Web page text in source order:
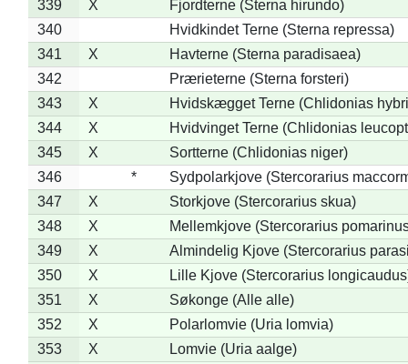
339
X
Fjordterne (Sterna hirundo)
340
Hvidkindet Terne (Sterna repressa)
341
X
Havterne (Sterna paradisaea)
342
Prærieterne (Sterna forsteri)
343
X
Hvidskægget Terne (Chlidonias
344
X
Hvidvinget Terne (Chlidonias
345
X
Sortterne (Chlidonias niger)
346
*
Sydpolarkjove (Stercorarius
347
X
Storkjove (Stercorarius skua)
348
X
Mellemkjove (Stercorarius
349
X
Almindelig Kjove (Stercorarius
350
X
Lille Kjove (Stercorarius
351
X
Søkonge (Alle alle)
352
X
Polarlomvie (Uria lomvia)
353
X
Lomvie (Uria aalge)